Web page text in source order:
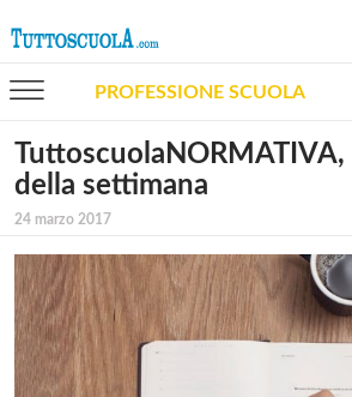
PROFESSIONE SCUOLA
della settimana
24 marzo 2017